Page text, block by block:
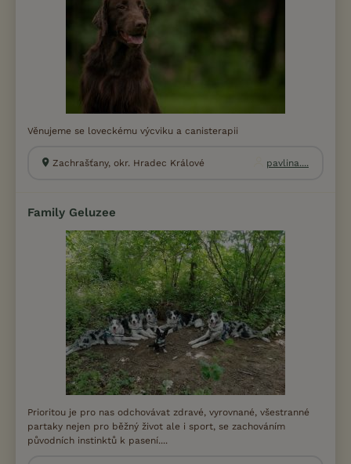
Věnujeme se loveckému výcviku a canisterapii
Zachrašťany, okr. Hradec Králové pavlina....
Family Geluzee
Prioritou je pro nas odchovávat zdravé, vyrovnané, všestranné
partaky nejen pro běžný život ale i sport, se zachováním
původních instinktů k pasení....